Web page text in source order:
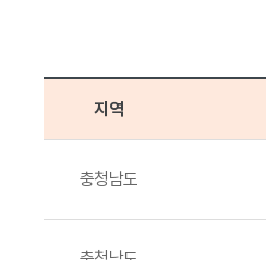
지역
충청남도